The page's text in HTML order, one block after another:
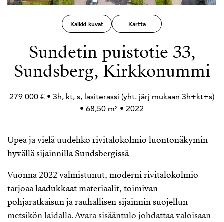
Kaikki kuvat Kartta
Sundetin puistotie 33,
Sundsberg, Kirkkonummi
279 000 € • 3h, kt, s, lasiterassi (yht. järj mukaan 3h+kt+s)
• 68,50 m² • 2022
Upea ja vielä uudehko rivitalokolmio luontonäkymin
hyvällä sijainnilla Sundsbergissä
Vuonna 2022 valmistunut, moderni rivitalokolmio
tarjoaa laadukkaat materiaalit, toimivan
pohjaratkaisun ja rauhallisen sijainnin suojellun
metsikön laidalla. Avara sisääntulo johdattaa valoisaan